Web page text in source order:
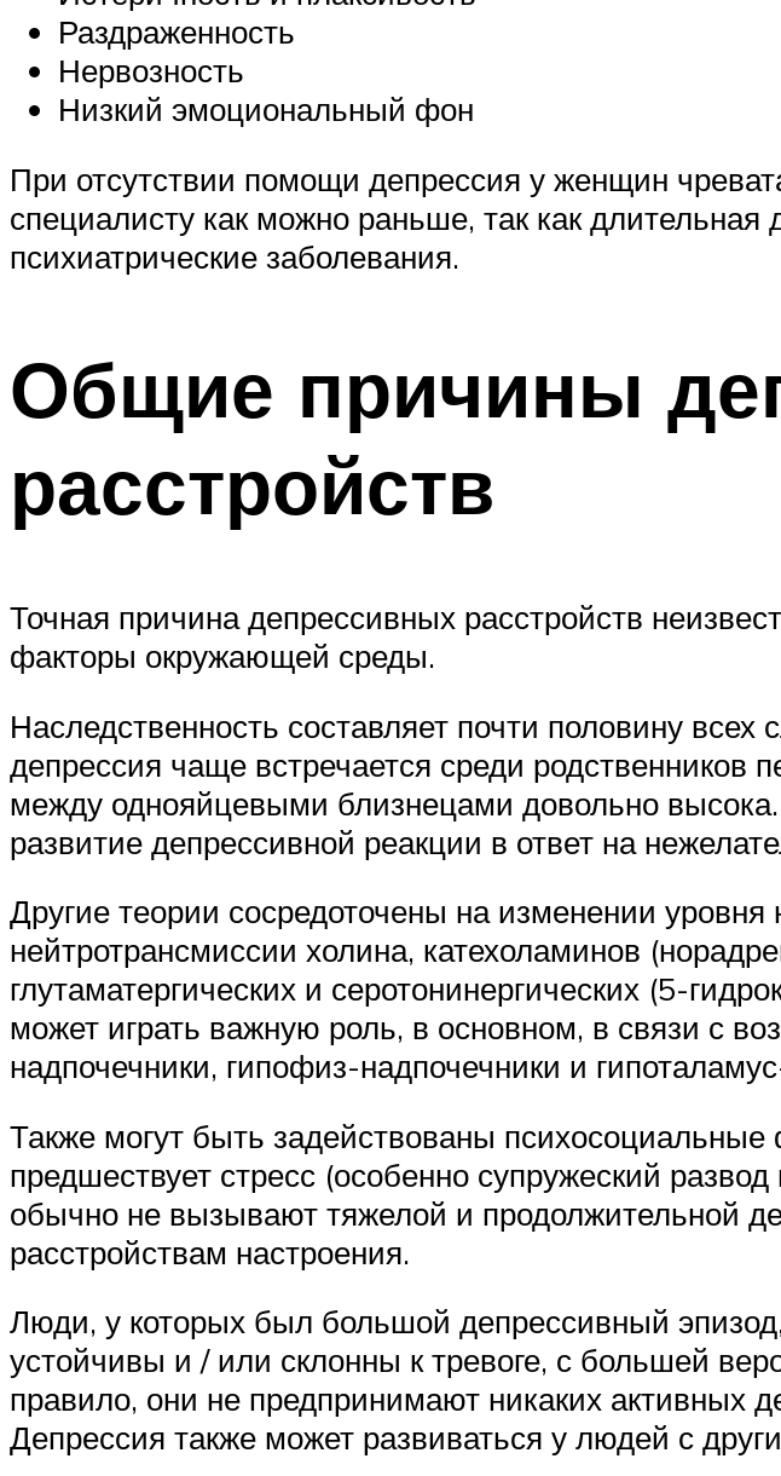
Раздраженность
Нервозность
Низкий эмоциональный фон
При отсутствии помощи депрессия у женщин
специалисту как можно раньше, так как
психиатрические заболевания.
Общие причины
расстройств
Точная причина депрессивных расстройств
факторы окружающей среды.
Наследственность составляет почти половину
депрессия чаще встречается среди родственников
между однояйцевыми близнецами довольно
развитие депрессивной реакции в ответ на
Другие теории сосредоточены на изменении
нейтротрансмиссии холина, катехоламинов
глутаматергических и серотонинергических (5-
может играть важную роль, в основном, в связи с
надпочечники, гипофиз-надпочечники и
Также могут быть задействованы
предшествует стресс (особенно супружеский
обычно не вызывают тяжелой и продолжительной
расстройствам настроения.
Люди, у которых был большой депрессивный
устойчивы и / или склонны к тревоге, с большей
правило, они не предпринимают никаких активных
Депрессия также может развиваться у людей с